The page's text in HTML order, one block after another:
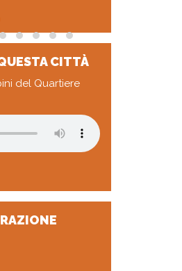
CITTÀ
del Quartiere